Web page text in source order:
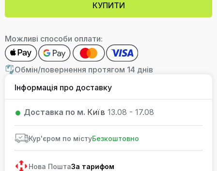
КУПИТИ
Можливі способи оплати:
Обмін/повернення протягом 14 днів
Інформація про доставку
Доставка по м. Київ 13.08 - 17.08
Кур'єром по містуБезкоштовно
Нова ПоштаЗа тарифом